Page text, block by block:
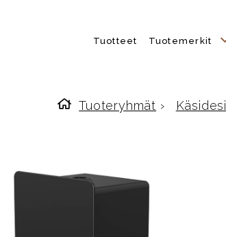
Tuotteet Tuotemerkit
Etusivulle
Tuoteryhmät ›